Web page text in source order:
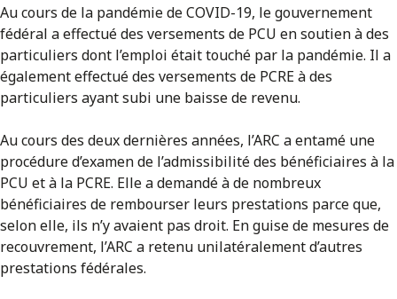
Au cours de la pandémie de COVID-19, le gouvernement
fédéral a effectué des versements de PCU en soutien à des
particuliers dont l’emploi était touché par la pandémie. Il a
également effectué des versements de PCRE à des
particuliers ayant subi une baisse de revenu.
Au cours des deux dernières années, l’ARC a entamé une
procédure d’examen de l’admissibilité des bénéficiaires à la
PCU et à la PCRE. Elle a demandé à de nombreux
bénéficiaires de rembourser leurs prestations parce que,
selon elle, ils n’y avaient pas droit. En guise de mesures de
recouvrement, l’ARC a retenu unilatéralement d’autres
prestations fédérales.